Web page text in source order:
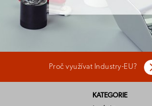
Proč využívat Industry-EU?
KATEGORIE